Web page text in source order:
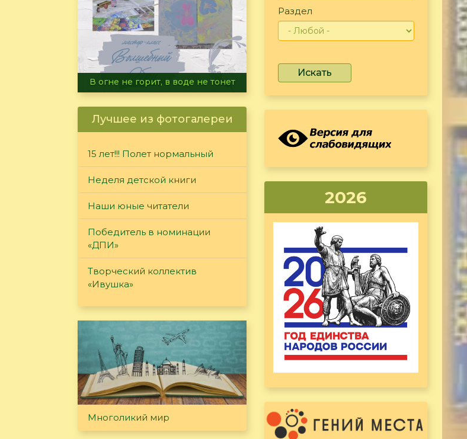
Летние турниры Warhammer
Лучшее из фотогалереи
15 лет!!! Полет нормальный
Неделя детской книги
Наши юные читатели
Победитель в номинации
«ДПИ»
Творческий коллектив
«Ивушка»
Многоликий мир
Раздел
Искать
2026